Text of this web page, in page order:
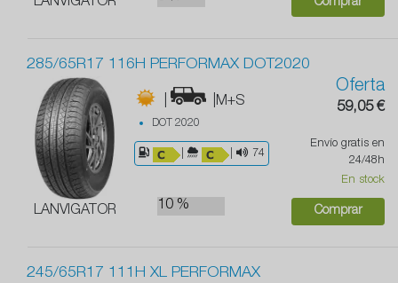
LANVIGATOR Comprar
285/65R17 116H PERFORMAX DOT2020
LANVIGATOR
| |M+S
DOT 2020
74
10 %
Oferta
59,05 €
Envío gratis en
24/48h
En stock
Comprar
245/65R17 111H XL PERFORMAX